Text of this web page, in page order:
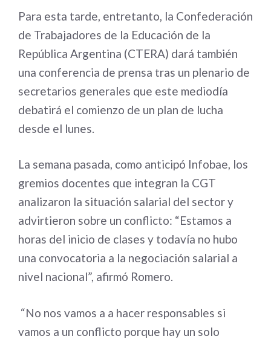
Para esta tarde, entretanto, la Confederación
de Trabajadores de la Educación de la
República Argentina (CTERA) dará también
una conferencia de prensa tras un plenario de
secretarios generales que este mediodía
debatirá el comienzo de un plan de lucha
desde el lunes.
La semana pasada, como anticipó Infobae, los
gremios docentes que integran la CGT
analizaron la situación salarial del sector y
advirtieron sobre un conflicto: “Estamos a
horas del inicio de clases y todavía no hubo
una convocatoria a la negociación salarial a
nivel nacional”, afirmó Romero.
“No nos vamos a a hacer responsables si
vamos a un conflicto porque hay un solo